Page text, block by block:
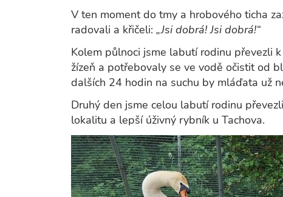
V ten moment do tmy a hrobového ticha
radovali a křičeli: „Jsi dobrá! Jsi dobrá!“
Kolem půlnoci jsme labutí rodinu převezli
žízeň a potřebovaly se ve vodě očistit od
dalších 24 hodin na suchu by mláďata už
Druhý den jsme celou labutí rodinu
lokalitu a lepší úživný rybník u Tachova.